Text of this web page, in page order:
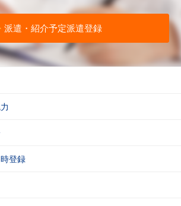
派遣・紹介予定派遣登録
登録